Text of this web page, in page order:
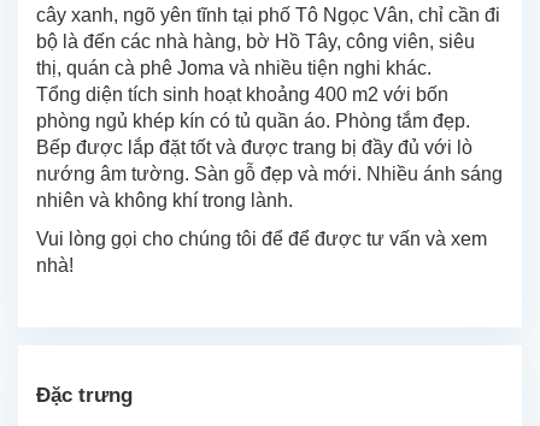
cây xanh, ngõ yên tĩnh tại phố Tô Ngọc Vân, chỉ cần đi
bộ là đến các nhà hàng, bờ Hồ Tây, công viên, siêu
thị, quán cà phê Joma và nhiều tiện nghi khác.
Tổng diện tích sinh hoạt khoảng 400 m2 với bốn
phòng ngủ khép kín có tủ quần áo. Phòng tắm đẹp.
Bếp được lắp đặt tốt và được trang bị đầy đủ với lò
nướng âm tường. Sàn gỗ đẹp và mới. Nhiều ánh sáng
nhiên và không khí trong lành.
Vui lòng gọi cho chúng tôi để để được tư vấn và xem
nhà!
Đặc trưng